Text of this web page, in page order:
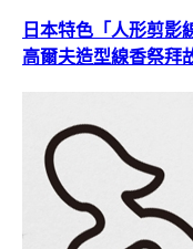
日本特色「人形剪影
高爾夫造型線香祭拜